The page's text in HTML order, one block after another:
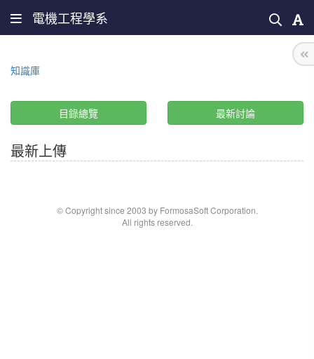
電機工程學系
知識庫
目錄總覽 最新討論
最新上傳
© Copyright since 2003 by FormosaSoft Corporation.
All rights reserved.